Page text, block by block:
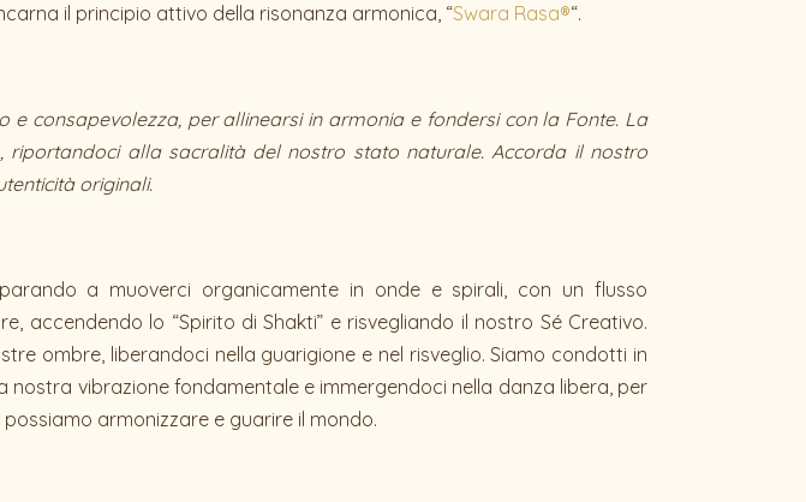
il principio attivo della risonanza armonica, “Swara Rasa®“.
consapevolezza, per allinearsi in armonia e fondersi con la Fonte. La
alla sacralità del nostro stato naturale. Accorda il nostro
originali.
a muoverci organicamente in onde e spirali, con un flusso
accendendo lo “Spirito di Shakti” e risvegliando il nostro Sé Creativo.
ombre, liberandoci nella guarigione e nel risveglio. Siamo condotti in
vibrazione fondamentale e immergendoci nella danza libera, per
armonizzare e guarire il mondo.